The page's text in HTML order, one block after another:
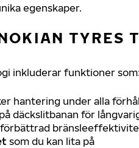
egenskaper.
TYRES
inkluderar funktioner
hantering under alla
på däckslitbanan för
som du kan lita på